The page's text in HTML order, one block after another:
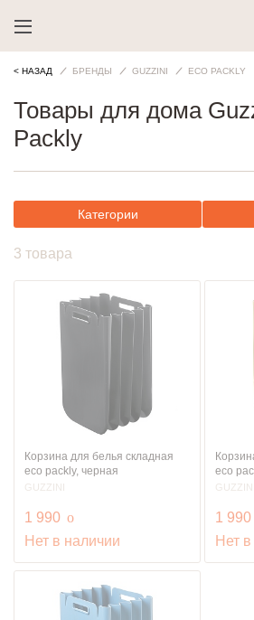
< НАЗАД БРЕНДЫ GUZZINI ECO PACKLY
Товары для дома
Packly
Категории
3 товара
Корзина для белья складная
eco packly, черная
GUZZINI
1 990 руб.
o
Нет в наличии
eco
GUZZINI
1 990
Нет